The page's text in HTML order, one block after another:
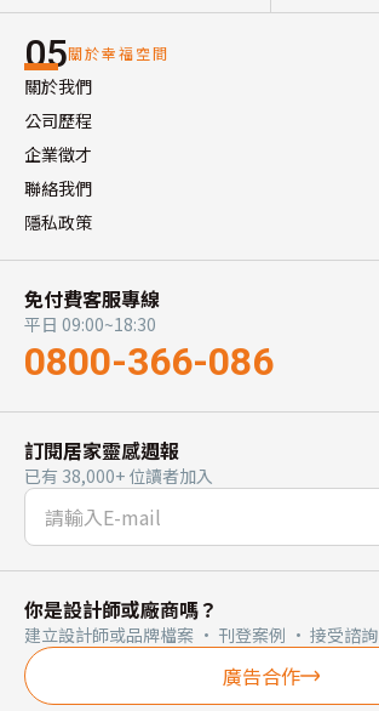
05關於幸福空間
關於我們
公司歷程
企業徵才
聯絡我們
隱私政策
免付費客服專線
平日 09:00~18:30
0800-366-086
訂閱居家靈感週報
已有 38,000+ 位讀者加入
你是設計師或廠商嗎？
建立設計師或品牌檔案 · 刊登案例 · 接受諮詢
廣告合作